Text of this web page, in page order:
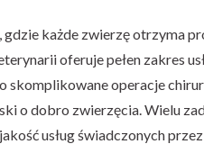
każde zwierzę otrzyma
oferuje pełen zakres
skomplikowane operacje
o dobro zwierzęcia. Wielu
usług świadczonych